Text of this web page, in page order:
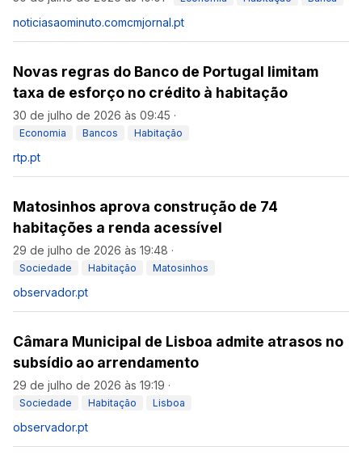
noticiasaominuto.comcmjornal.pt
Novas regras do Banco de Portugal limitam
taxa de esforço no crédito à habitação
30 de julho de 2026 às 09:45 ·
Economia Bancos Habitação
rtp.pt
Matosinhos aprova construção de 74
habitações a renda acessível
29 de julho de 2026 às 19:48 ·
Sociedade Habitação Matosinhos
observador.pt
Câmara Municipal de Lisboa admite atrasos no
subsídio ao arrendamento
29 de julho de 2026 às 19:19 ·
Sociedade Habitação Lisboa
observador.pt